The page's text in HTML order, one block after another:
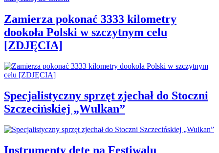
Zamierza pokonać 3333 kilometry
dookoła Polski w szczytnym celu
[ZDJĘCIA]
Specjalistyczny sprzęt zjechał do Stoczni
Szczecińskiej „Wulkan”
Instrumenty dęte na Festiwalu